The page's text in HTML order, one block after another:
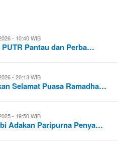
- 10:40 WIB
Pantau dan Perba…
- 20:13 WIB
Selamat Puasa Ramadha…
- 19:50 WIB
Adakan Paripurna Penya…